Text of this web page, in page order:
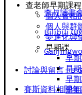
查叔讀書
Bilibili (B
討論與留言 FB
賽斯資料相關年
查老師早期課程
個人實相
個人與群
夢進化與
早期課
早
早
早
早